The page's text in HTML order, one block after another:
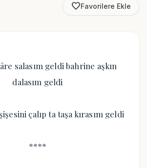
favorite_borderFavorilere Ekle
salasım geldi bahrine aşkın
dalasım geldi
çalıp ta taşa kırasım geldi
****